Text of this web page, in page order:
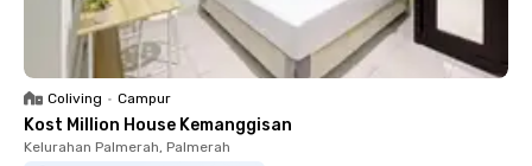
Coliving • Campur
Kost Million House Kemanggisan
Kelurahan Palmerah, Palmerah